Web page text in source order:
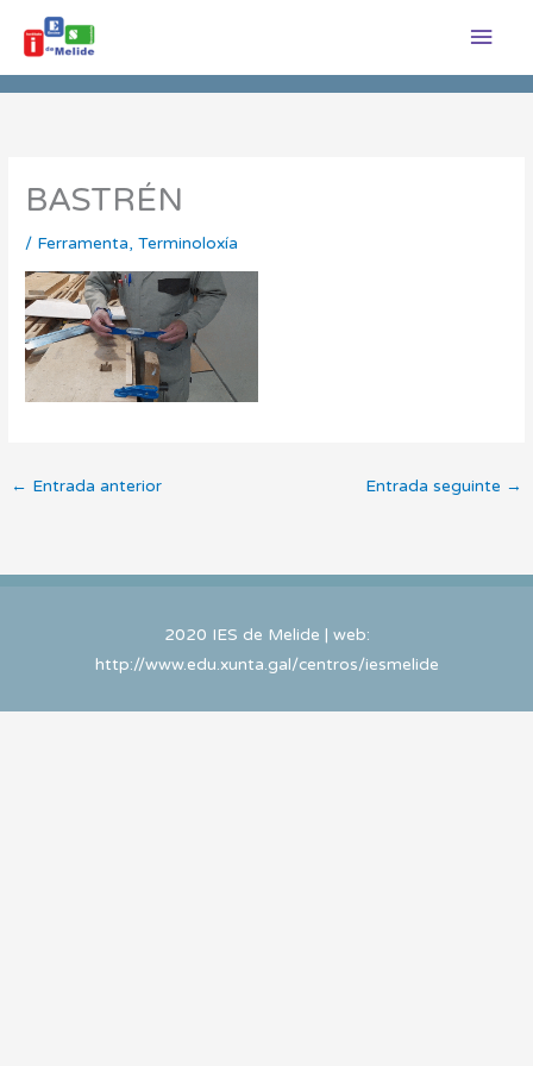
contido
BASTRÉN
/ Ferramenta,Terminoloxía
← Entrada anterior Entrada seguinte →
2020 IES de Melide | web:
http://www.edu.xunta.gal/centros/iesmelide